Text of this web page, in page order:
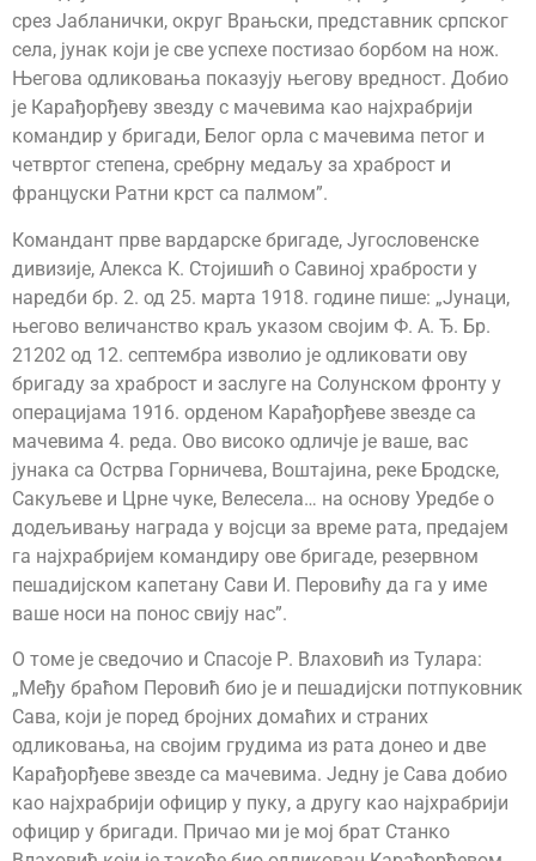
срез Јабланички, округ Врањски, представник српског
села, јунак који је све успехе постизао борбом на нож.
Његова одликовања показују његову вредност. Добио
је Карађорђеву звезду с мачевима као најхрабрији
командир у бригади, Белог орла с мачевима петог и
четвртог степена, сребрну медаљу за храброст и
француски Ратни крст са палмом”.
Командант прве вардарске бригаде, Југословенске
дивизије, Алекса К. Стојишић о Савиној храбрости у
наредби бр. 2. од 25. марта 1918. године пише: „Јунаци,
његово величанство краљ указом својим Ф. А. Ђ. Бр.
21202 од 12. септембра изволио је одликовати ову
бригаду за храброст и заслуге на Солунском фронту у
операцијама 1916. орденом Карађорђеве звезде са
мачевима 4. реда. Ово високо одличје је ваше, вас
јунака са Острва Горничева, Воштајина, реке Бродске,
Сакуљеве и Црне чуке, Велесела… на основу Уредбе о
додељивању награда у војсци за време рата, предајем
га најхрабријем командиру ове бригаде, резервном
пешадијском капетану Сави И. Перовићу да га у име
ваше носи на понос свију нас”.
О томе је сведочио и Спасоје Р. Влаховић из Тулара:
„Међу браћом Перовић био је и пешадијски потпуковник
Сава, који је поред бројних домаћих и страних
одликовања, на својим грудима из рата донео и две
Карађорђеве звезде са мачевима. Једну је Сава добио
као најхрабрији официр у пуку, а другу као најхрабрији
официр у бригади. Причао ми је мој брат Станко